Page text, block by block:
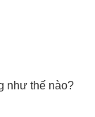
như thế nào?